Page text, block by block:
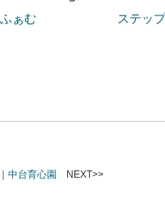
ふぁむ ステッ
｜ 中台育心園 NEXT>>